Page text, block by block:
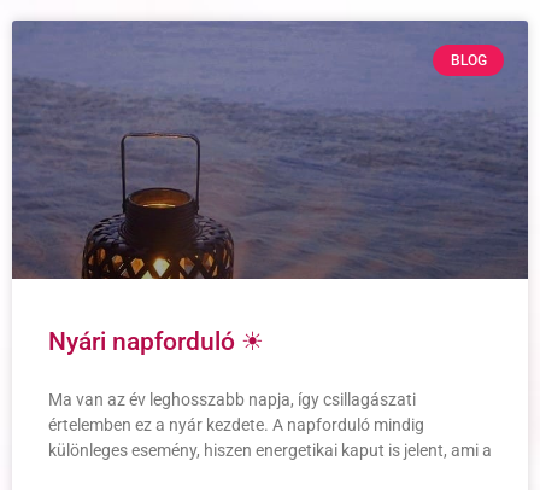
BLOG
Nyári napforduló ☀
Ma van az év leghosszabb napja, így csillagászati
értelemben ez a nyár kezdete. A napforduló mindig
különleges esemény, hiszen energetikai kaput is jelent, ami a